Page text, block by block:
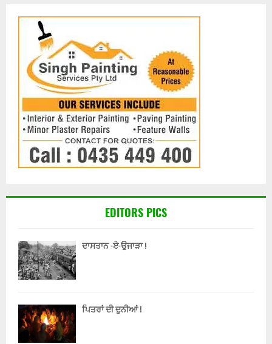
EDITORS PICS
ਦਾਸਤਾਨ -ਏ-ਉਜਾੜਾ !
ਪਿਤਰਾਂ ਦੀ ਦੁਨੀਆਂ !